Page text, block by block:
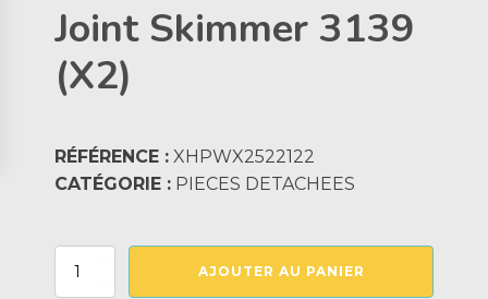
Joint Skimmer 3139
(X2)
RÉFÉRENCE : XHPWX2522122
CATÉGORIE : PIECES DETACHEES
quantité
AJOUTER AU PANIER